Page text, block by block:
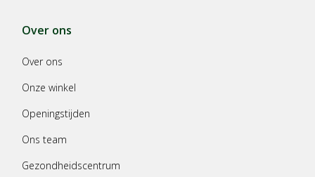
Over ons
Over ons
Onze winkel
Openingstijden
Ons team
Gezondheidscentrum